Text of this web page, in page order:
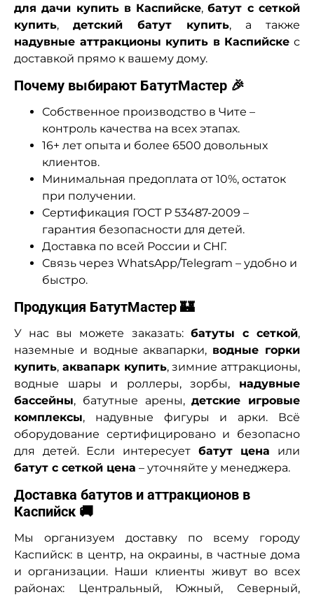
для дачи купить в Каспийске,батут с сеткой
купить, детский батут купить, а также
надувные аттракционы купить в Каспийске с
доставкой прямо к вашему дому.
Почему выбирают БатутМастер 🎉
Собственное производство в Чите –
контроль качества на всех этапах.
16+ лет опыта и более 6500 довольных
клиентов.
Минимальная предоплата от 10%, остаток
при получении.
Сертификация ГОСТ Р 53487-2009 –
гарантия безопасности для детей.
Доставка по всей России и СНГ.
Связь через WhatsApp/Telegram – удобно и
быстро.
Продукция БатутМастер 🏰
У нас вы можете заказать: батуты с сеткой,
наземные и водные аквапарки, водные горки
купить, аквапарк купить, зимние аттракционы,
водные шары и роллеры, зорбы, надувные
бассейны, батутные арены,детские игровые
комплексы, надувные фигуры и арки. Всё
оборудование сертифицировано и безопасно
для детей. Если интересует батут цена или
батут с сеткой цена – уточняйте у менеджера.
Доставка батутов и аттракционов в
Каспийск 🚚
Мы организуем доставку по всему городу
Каспийск: в центр, на окраины, в частные дома
и организации. Наши клиенты живут во всех
районах: Центральный, Южный, Северный,